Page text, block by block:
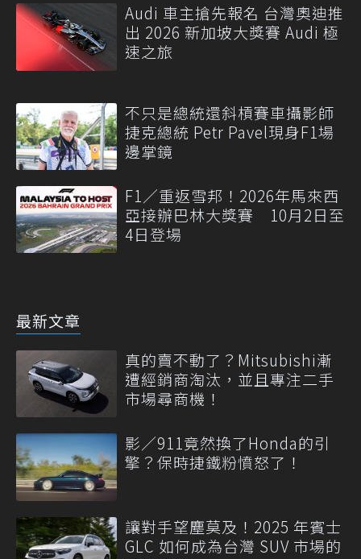
Audi 車主搶先報名 台灣奧迪推
出 2026 新加坡大獎賽 Audi 極
速之旅
不只是總統還斜槓賽車攝影師
捷克總統 Petr Pavel現身F1場
邊掌鏡
F1／重返雪邦！2026年馬來西
亞接辦巴林大獎賽 10月2日至
4日登場
最新文章
真的賣不動了？Mitsubishi漸
遭經銷商淘汰，並且專注二手
市場尋商機！
影／911竟然換了Honda的引
擎？保時捷鐵粉憤怒了！
讓對手望塵莫及！2025 年賓士
GLC 如何成為台灣 SUV 市場的